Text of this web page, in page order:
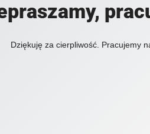
Dziękuję za cierpliwość. Pracujemy